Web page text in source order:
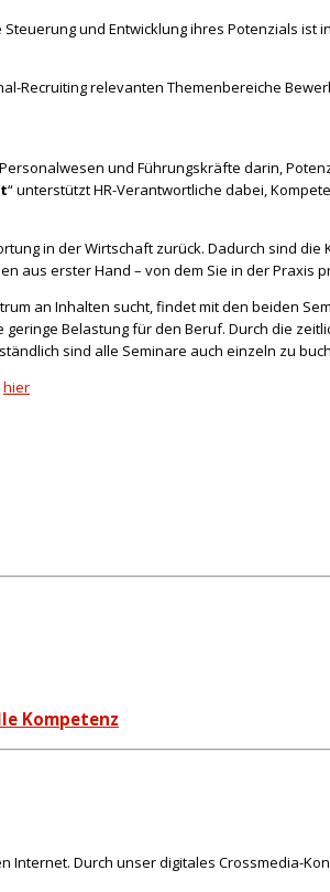
und Entwicklung ihres Potenzials
Recruiting relevanten Themenbereiche
und Führungskräfte darin,
“ unterstützt HR-Verantwortliche dabei,
in der Wirtschaft zurück. Dadurch sind
aus erster Hand – von dem Sie in der Praxis
an Inhalten sucht, findet mit den beiden
Belastung für den Beruf. Durch die
sind alle Seminare auch einzeln zu
hier
Kompetenz
Durch unser digitales Crossmedia-